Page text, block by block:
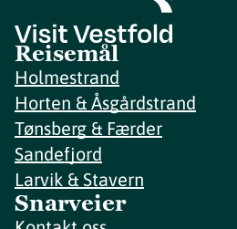
Reisemål
Holmestrand
Horten & Åsgårdstrand
Tønsberg & Færder
Sandefjord
Larvik & Stavern
Snarveier